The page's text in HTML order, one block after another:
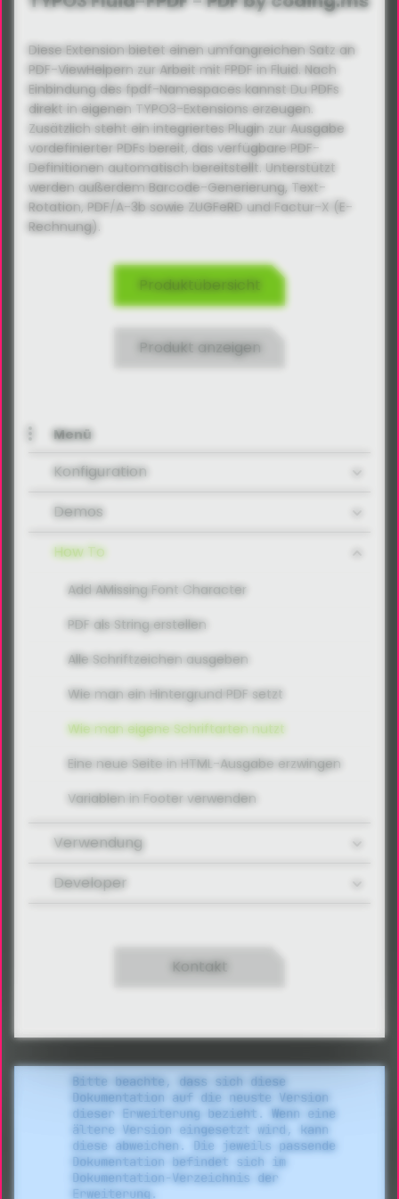
Bitte beachte, dass sich diese
Dokumentation auf die neuste Version
dieser Erweiterung bezieht. Wenn eine
ältere Version eingesetzt wird, kann
diese abweichen. Die jeweils passende
Dokumentation befindet sich im
Dokumentation-Verzeichnis der
Erweiterung.
Diese Extension bietet einen umfangreichen Satz an
PDF-ViewHelpern zur Arbeit mit FPDF in Fluid. Nach
Einbindung des fpdf-Namespaces kannst Du PDFs
direkt in eigenen TYPO3-Extensions erzeugen.
Zusätzlich steht ein integriertes Plugin zur Ausgabe
vordefinierter PDFs bereit, das verfügbare PDF-
Definitionen automatisch bereitstellt. Unterstützt
werden außerdem Barcode-Generierung, Text-
Rotation, PDF/A-3b sowie ZUGFeRD und Factur-X (E-
Rechnung).
Produktübersicht
Produkt anzeigen
Menü
Konfiguration
Demos
How To
Add AMissing Font Character
PDF als String erstellen
Alle Schriftzeichen ausgeben
Wie man ein Hintergrund PDF setzt
Wie man eigene Schriftarten nutzt
Eine neue Seite in HTML-Ausgabe erzwingen
Variablen in Footer verwenden
Verwendung
Developer
Kontakt